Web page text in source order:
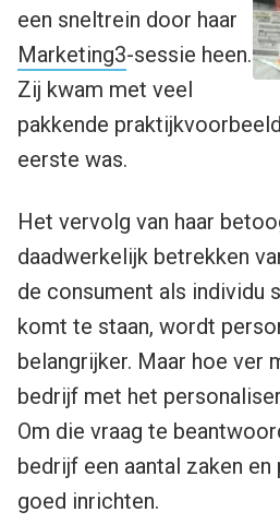
een sneltrein door haar
Marketing3-sessie heen.
Zij kwam met veel
pakkende
eerste was.
Het vervolg van haar
daadwerkelijk betrekken
de consument als individu
komt te staan, wordt
belangrijker. Maar hoe ver
bedrijf met het
Om die vraag te
bedrijf een aantal zaken
goed inrichten.